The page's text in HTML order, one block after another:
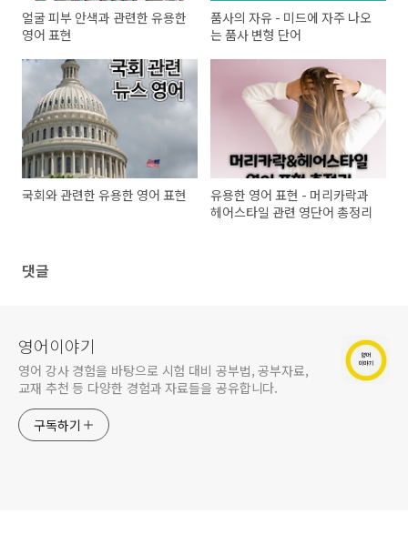
얼굴 피부 안색과 관련한 유용한
영어 표현
품사의 자유 - 미드에 자주 나오
는 품사 변형 단어
국회와 관련한 유용한 영어 표현
유용한 영어 표현 - 머리카락과
헤어스타일 관련 영단어 총정리
댓글
영어이야기
영어 강사 경험을 바탕으로 시험 대비 공부법, 공부자료,
교재 추천 등 다양한 경험과 자료들을 공유합니다.
구독하기